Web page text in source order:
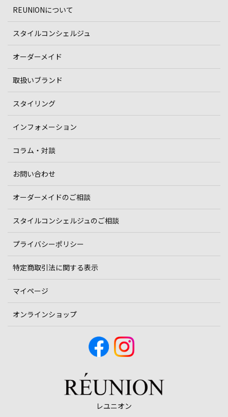
REUNIONについて
スタイルコンシェルジュ
オーダーメイド
取扱いブランド
スタイリング
インフォメーション
コラム・対談
お問い合わせ
オーダーメイドのご相談
スタイルコンシェルジュのご相談
プライバシーポリシー
特定商取引法に関する表示
マイページ
オンラインショップ
レユニオン